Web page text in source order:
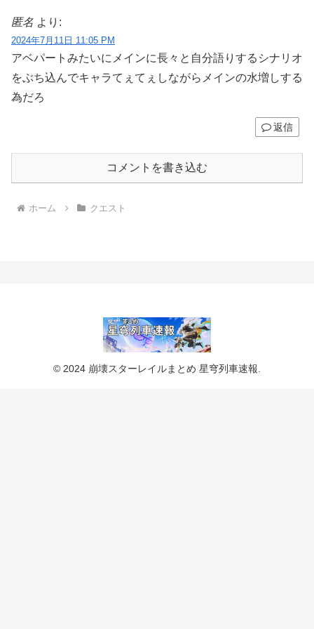
匿名 より:
2024年7月11日 11:05 PM
アベパートみたいにメインに長々と自分語りするシナリオ
をぶち込んでキャラてぇてぇしながらメインの水増しする
為だろ
返信
コメントを書き込む
ホーム クエスト
© 2024 崩壊スターレイルまとめ 星穹列車速報.